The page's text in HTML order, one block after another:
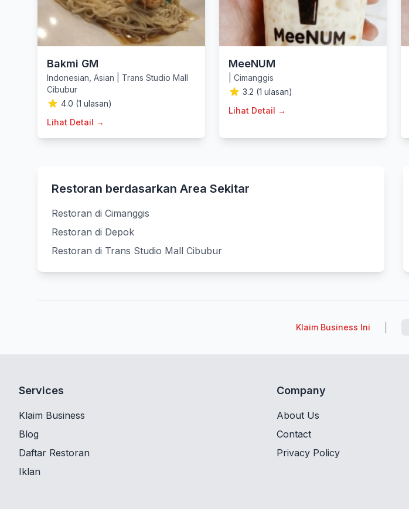
Bakmi GM
Indonesian Asian
Trans Studio Mall
Cibubur
4.0 (1 ulasan)
Lihat Detail →
MeeNUM
Cimanggis
3.2 (1 ulasan)
Lihat Detail →
Restoran berdasarkan Area Sekitar
Restoran di Cimanggis
Restoran di Depok
Restoran di Trans Studio Mall Cibubur
Klaim Business Ini
Services
Klaim Business
Blog
Daftar Restoran
Iklan
Company
About Us
Contact
Privacy Policy